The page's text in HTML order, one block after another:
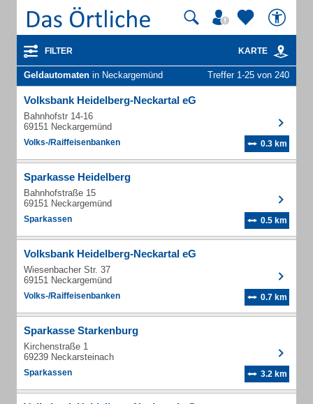
FILTER KARTE
Geldautomaten in Neckargemünd Treffer 1-25 von 240
Volksbank Heidelberg-Neckartal eG
Bahnhofstr 14-16
69151 Neckargemünd
Volks-/Raiffeisenbanken 0.3 km
Sparkasse Heidelberg
Bahnhofstraße 15
69151 Neckargemünd
Sparkassen 0.5 km
Volksbank Heidelberg-Neckartal eG
Wiesenbacher Str. 37
69151 Neckargemünd
Volks-/Raiffeisenbanken 0.7 km
Sparkasse Starkenburg
Kirchenstraße 1
69239 Neckarsteinach
Sparkassen 3.2 km